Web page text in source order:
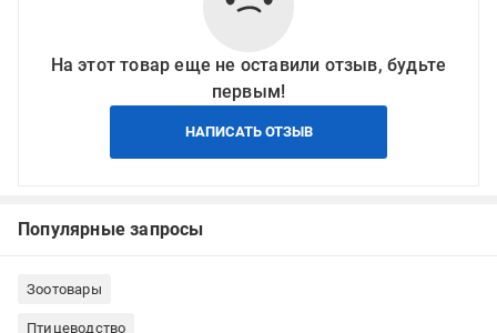
На этот товар еще не оставили отзыв, будьте
первым!
НАПИСАТЬ ОТЗЫВ
Популярные запросы
Зоотовары
Птицеводство